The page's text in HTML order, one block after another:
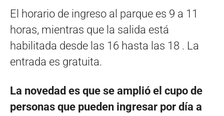
El horario de ingreso al parque es 9 a 11
horas, mientras que la salida está
habilitada desde las 16 hasta las 18 . La
entrada es gratuita.
La novedad es que se amplió el cupo de
personas que pueden ingresar por día a